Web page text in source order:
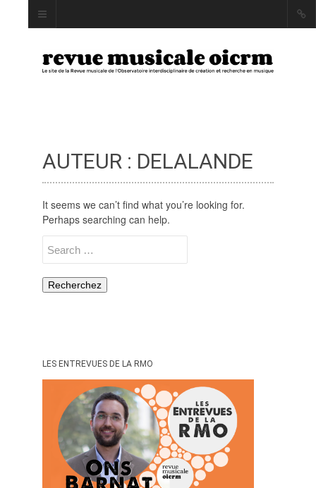
INDEX
AUTEUR·RICE·S
MOTS CLÉS
LA REVUE
SOUMISSION
PROCHAINS NUMÉROS
INDEXATION
AUTEUR : DELALANDE
It seems we can’t find what you’re looking for.
Perhaps searching can help.
for:
LES ENTREVUES DE LA RMO